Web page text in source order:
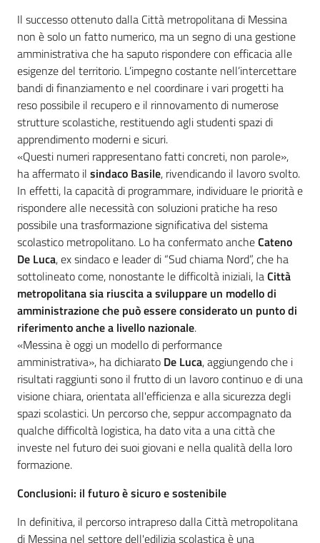
Il successo ottenuto dalla Città metropolitana di Messina
non è solo un fatto numerico, ma un segno di una gestione
amministrativa che ha saputo rispondere con efficacia alle
esigenze del territorio. L’impegno costante nell’intercettare
bandi di finanziamento e nel coordinare i vari progetti ha
reso possibile il recupero e il rinnovamento di numerose
strutture scolastiche, restituendo agli studenti spazi di
apprendimento moderni e sicuri.
«Questi numeri rappresentano fatti concreti, non parole»,
ha affermato il sindaco Basile, rivendicando il lavoro svolto.
In effetti, la capacità di programmare, individuare le priorità e
rispondere alle necessità con soluzioni pratiche ha reso
possibile una trasformazione significativa del sistema
scolastico metropolitano. Lo ha confermato ancheCateno
De Luca, ex sindaco e leader di “Sud chiama Nord”, che ha
sottolineato come, nonostante le difficoltà iniziali, laCittà
metropolitana sia riuscita a sviluppare un modello di
amministrazione che può essere considerato un punto di
riferimento anche a livello nazionale.
«Messina è oggi un modello di performance
amministrativa», ha dichiarato De Luca, aggiungendo che i
risultati raggiunti sono il frutto di un lavoro continuo e di una
visione chiara, orientata all'efficienza e alla sicurezza degli
spazi scolastici. Un percorso che, seppur accompagnato da
qualche difficoltà logistica, ha dato vita a una città che
investe nel futuro dei suoi giovani e nella qualità della loro
formazione.
Conclusioni: il futuro è sicuro e sostenibile
In definitiva, il percorso intrapreso dalla Città metropolitana
di Messina nel settore dell'edilizia scolastica è una